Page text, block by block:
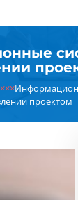
×××
проектом